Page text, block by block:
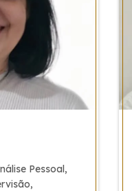
Pessoal